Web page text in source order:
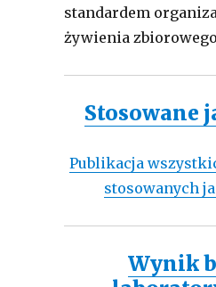
standardem
żywienia
Stosowane
Publikacja
stosowanych
Wynik